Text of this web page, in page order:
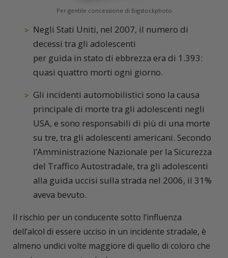
Per gentile concessione di Bigstockphoto
Negli Stati Uniti, nel 2007, il numero di
decessi tra gli adolescenti
per guida in stato di ebbrezza era di 1.393:
quasi quattro morti ogni giorno.
Gli incidenti automobilistici sono la causa
principale di morte tra gli adolescenti negli
USA, e sono responsabili di più di una morte
su tre, tra gli adolescenti americani. Secondo
l’Amministrazione Nazionale per la Sicurezza
del Traffico Autostradale, tra gli adolescenti
alla guida uccisi sulla strada nel 2006, il 31%
aveva bevuto.
Il rischio per un conducente sotto l’influenza
dell’alcol di essere ucciso in un incidente stradale, è
almeno undici volte maggiore di quello di coloro che